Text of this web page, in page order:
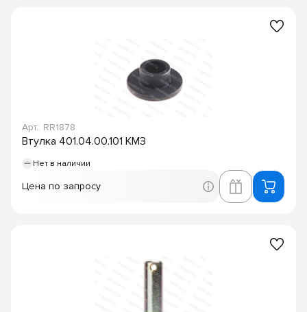
Арт.: RR1878
Втулка 401.04.00.101 КМЗ
Нет в наличии
Цена по запросу